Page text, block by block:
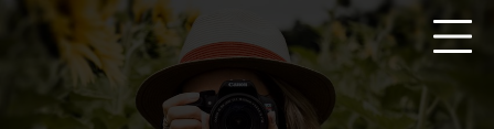
springen